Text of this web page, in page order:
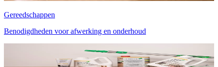
Gereedschappen
Benodigdheden voor afwerking en onderhoud